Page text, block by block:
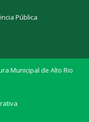
Pública
Municipal de Alto Rio